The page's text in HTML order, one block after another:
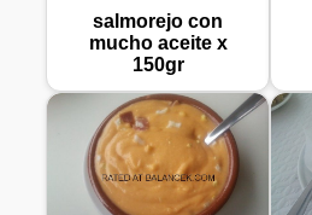
salmorejo con
mucho aceite x
150gr